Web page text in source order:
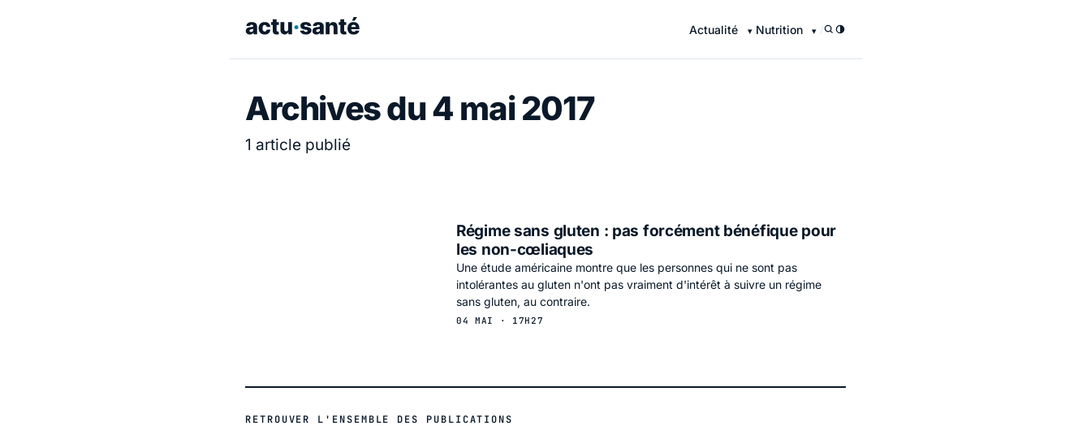
Actualité Nutrition /
Archives du 4 mai 2017
1 article publié
Régime sans gluten : pas forcément bénéfique pour
les non-cœliaques
Une étude américaine montre que les personnes qui ne sont pas
intolérantes au gluten n'ont pas vraiment d'intérêt à suivre un régime
sans gluten, au contraire.
04 MAI · 17H27
RETROUVER L'ENSEMBLE DES PUBLICATIONS